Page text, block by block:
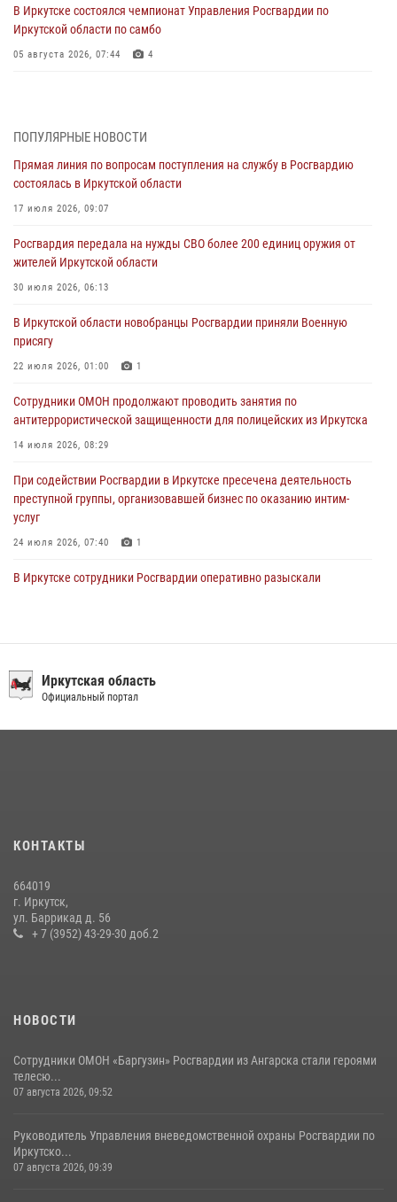
В Иркутске состоялся чемпионат Управления Росгвардии по
Иркутской области по самбо
05 августа 2026, 07:44 4
04 августа 2026, 07:14 3
Росгвардейцы потушили загоревшийся автомобиль в Иркутске
03 августа 2026, 04:55
Дню Воздушно-десантных войск в Иркутской области
03 августа 2026, 03:32
сердца к сердцу» (видео)
31 июля 2026, 04:37
пропавшую пожилую женщину в Иркутске
30 июля 2026, 07:37
ПОПУЛЯРНЫЕ НОВОСТИ
Прямая линия по вопросам поступления на службу в Росгвардию
состоялась в Иркутской области
17 июля 2026, 09:07
Росгвардия передала на нужды СВО более 200 единиц оружия от
жителей Иркутской области
30 июля 2026, 06:13
В Иркутской области новобранцы Росгвардии приняли Военную
присягу
22 июля 2026, 01:00 1
Сотрудники ОМОН продолжают проводить занятия по
антитеррористической защищенности для полицейских из Иркутска
14 июля 2026, 08:29
При содействии Росгвардии в Иркутске пресечена деятельность
преступной группы, организовавшей бизнес по оказанию интим-
услуг
24 июля 2026, 07:40 1
В Иркутске сотрудники Росгвардии оперативно разыскали
приняли участие в благотворительной акции
13 июля 2026, 07:04 4
Сотрудники СОБР «Байкал» Росгвардии отработали ликвидацию
условных диверсионных групп в различных условиях местности
20 июля 2026, 06:29 1
Иркутская область
Официальный портал
КОНТАКТЫ
664019
г. Иркутск,
ул. Баррикад д. 56
+ 7 (3952) 43-29-30 доб.2
НОВОСТИ
Сотрудники ОМОН «Баргузин» Росгвардии из Ангарска стали героями
телесю...
07 августа 2026, 09:52
Руководитель Управления вневедомственной охраны Росгвардии по
Иркутско...
07 августа 2026, 09:39